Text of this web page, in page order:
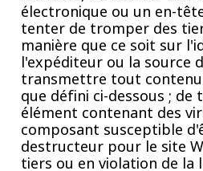
électronique ou un en-
tenter de tromper des
manière que ce soit sur
l'expéditeur ou la source
transmettre tout
que défini ci-dessous ;
élément contenant des
composant susceptible
destructeur pour le site
tiers ou en violation de la